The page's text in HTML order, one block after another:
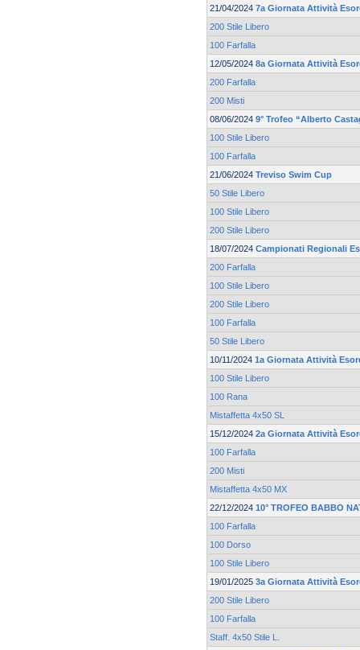
21/04/2024 7a Giornata Attività
200 Stile Libero
100 Farfalla
12/05/2024 8a Giornata Attività
200 Farfalla
200 Misti
08/06/2024 9° Trofeo “Alberto
100 Stile Libero
100 Farfalla
21/06/2024 Treviso Swim Cup
50 Stile Libero
100 Stile Libero
200 Stile Libero
18/07/2024 Campionati Regionali
200 Farfalla
100 Stile Libero
200 Stile Libero
100 Farfalla
50 Stile Libero
10/11/2024 1a Giornata Attività
100 Stile Libero
100 Rana
Mistaffetta 4x50 SL
15/12/2024 2a Giornata Attività
100 Farfalla
200 Misti
Mistaffetta 4x50 MX
22/12/2024 10° TROFEO BABBO
100 Farfalla
100 Dorso
100 Stile Libero
19/01/2025 3a Giornata Attività
200 Stile Libero
100 Farfalla
Staff. 4x50 Stile L.